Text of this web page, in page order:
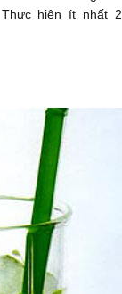
hiện ít nhất 2